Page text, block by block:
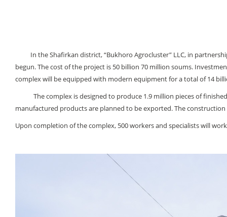
In the Shafirkan district, “Bukhoro Agroсluster” LLC, in
begun. The cost of the project is 50 billion 70 million soums.
complex will be equipped with modern equipment for a total of 14
The complex is designed to produce 1.9 million pieces of finished
manufactured products are planned to be exported. The
Upon completion of the complex, 500 workers and specialists will